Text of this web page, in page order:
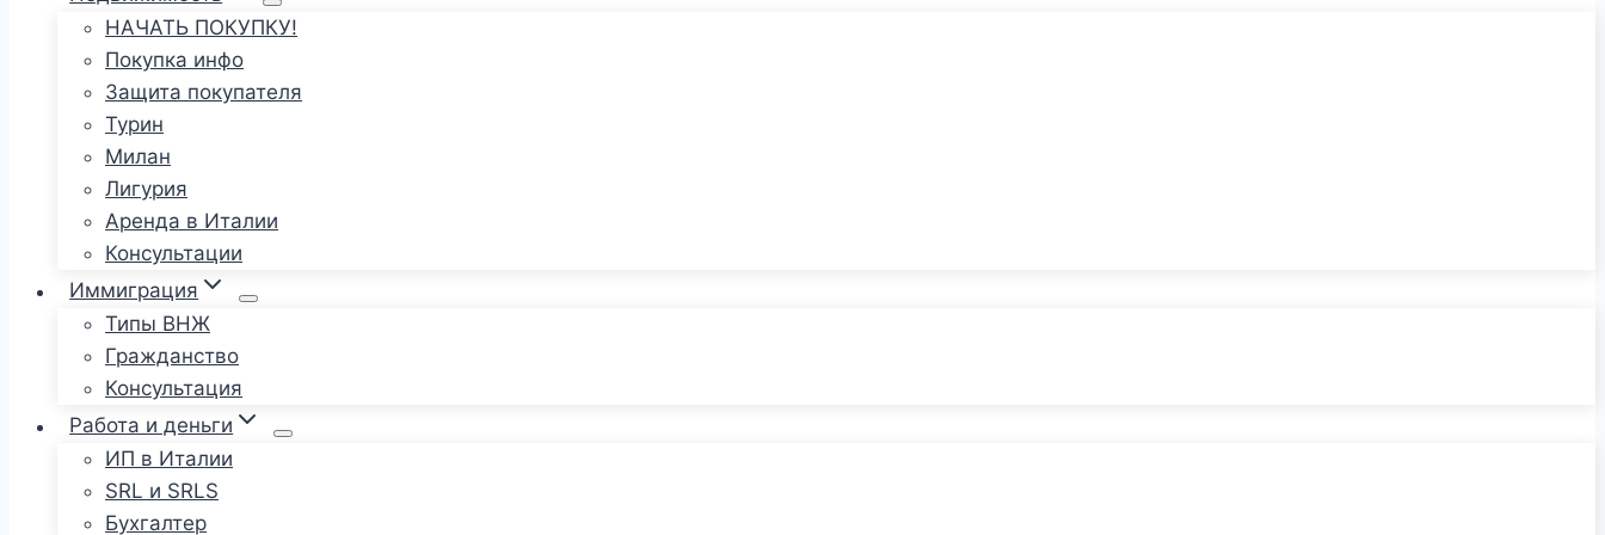
НАЧАТЬ ПОКУПКУ!
Покупка инфо
Защита покупателя
Турин
Милан
Лигурия
Аренда в Италии
Консультации
Иммиграция
Типы ВНЖ
Гражданство
Консультация
Работа и деньги
ИП в Италии
SRL и SRLS
Бухгалтер